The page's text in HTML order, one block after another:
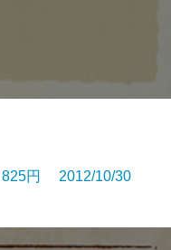
円 2012/10/30